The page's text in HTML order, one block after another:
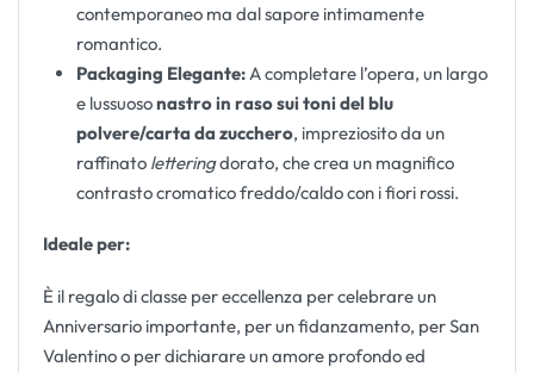
contemporaneo ma dal sapore intimamente
romantico.
Packaging Elegante: A completare l’opera, un largo
e lussuosonastro in raso sui toni del blu
polvere/carta da zucchero, impreziosito da un
raffinato letteringdorato, che crea un magnifico
contrasto cromatico freddo/caldo con i fiori rossi.
Ideale per:
È il regalo di classe per eccellenza per celebrare un
Anniversario importante, per un fidanzamento, per San
Valentino o per dichiarare un amore profondo ed